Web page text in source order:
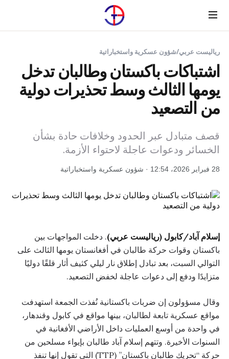
Menu
رياليست عربي/شؤون عسكرية واستخباراتية
اشتباكات باكستان وطالبان تدخل
يومها الثالث وسط تحذيرات دولية
من التصعيد
قصف متبادل عبر الحدود وخلافات حادة بشأن
الخسائر ودعوات عاجلة لاحتواء الأزمة.
28 فبراير 2026، 12:54 · شؤون عسكرية واستخباراتية
إسلام آباد/كابول (رياليست عربي). دخلت المواجهات بين
باكستان وقوات حركة طالبان في أفغانستان يومها الثالث على
التوالي السبت، بعد تبادل إطلاق نار ليلي كثيف أثار قلقًا دوليًا
متزايدًا ودفع إلى دعوات عاجلة لخفض التصعيد.
وقال مسؤولون إن ضربات باكستانية نُفذت الجمعة استهدفت
مواقع عسكرية تابعة لطالبان، بينها مواقع في كابول وقندهار،
في واحدة من أوسع العمليات داخل الأراضي الأفغانية في
السنوات الأخيرة. وتتهم إسلام آباد طالبان بإيواء مسلحين من
حركة “تحريك طالبان باكستان” (TTP) التي تقول إنها تنفذ